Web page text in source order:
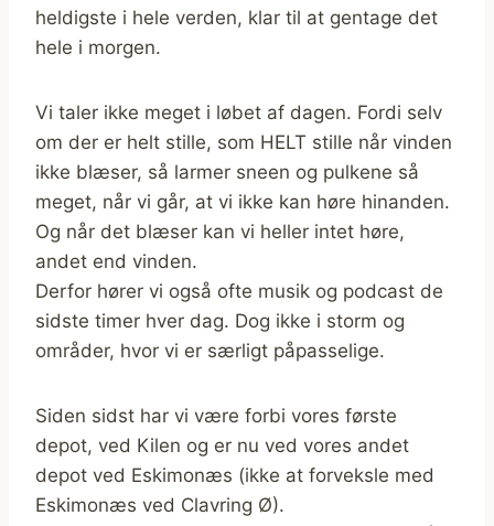
heldigste i hele verden, klar til at gentage det
hele i morgen.
Vi taler ikke meget i løbet af dagen. Fordi selv
om der er helt stille, som HELT stille når vinden
ikke blæser, så larmer sneen og pulkene så
meget, når vi går, at vi ikke kan høre hinanden.
Og når det blæser kan vi heller intet høre,
andet end vinden.
Derfor hører vi også ofte musik og podcast de
sidste timer hver dag. Dog ikke i storm og
områder, hvor vi er særligt påpasselige.
Siden sidst har vi være forbi vores første
depot, ved Kilen og er nu ved vores andet
depot ved Eskimonæs (ikke at forveksle med
Eskimonæs ved Clavring Ø).